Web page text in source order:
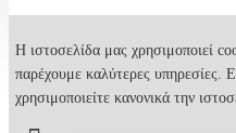
Η ιστοσελίδα μας χρησιμοποιεί
παρέχουμε καλύτερες υπηρεσίες.
χρησιμοποιείτε κανονικά την